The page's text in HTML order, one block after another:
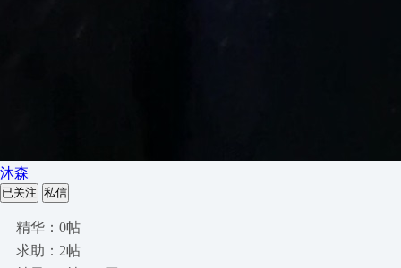
沐森
已关注 私信
精华：0帖
求助：2帖